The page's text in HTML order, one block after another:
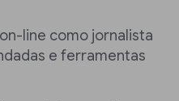
line como jornalista
e ferramentas